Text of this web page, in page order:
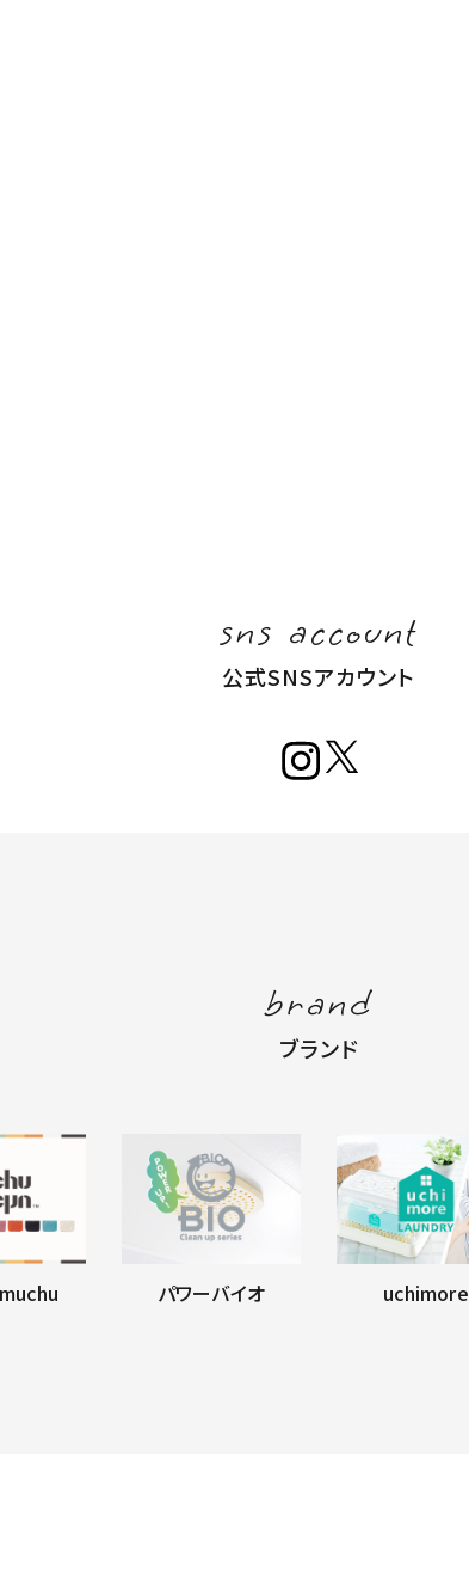
sns account
公式SNSアカウント
brand
ブランド
パワーバイオ uchimore